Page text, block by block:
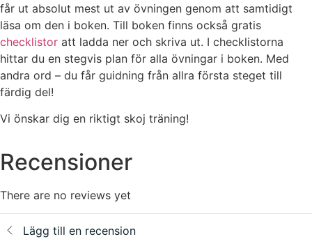
får ut absolut mest ut av övningen genom att samtidigt
läsa om den i boken. Till boken finns också gratis
checklistor att ladda ner och skriva ut. I checklistorna
hittar du en stegvis plan för alla övningar i boken. Med
andra ord – du får guidning från allra första steget till
färdig del!
Vi önskar dig en riktigt skoj träning!
Recensioner
There are no reviews yet
Lägg till en recension